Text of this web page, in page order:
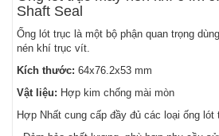
Shaft Seal
Ống lót trục là một bộ phận quan trọng
nén khí trục vít.
Kích thước: 64x76.2x53 mm
Vật liệu: Hợp kim chống mài mòn
Hợp Nhất cung cấp đầy đủ các loại ống